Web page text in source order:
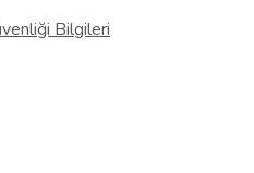
Bilgileri